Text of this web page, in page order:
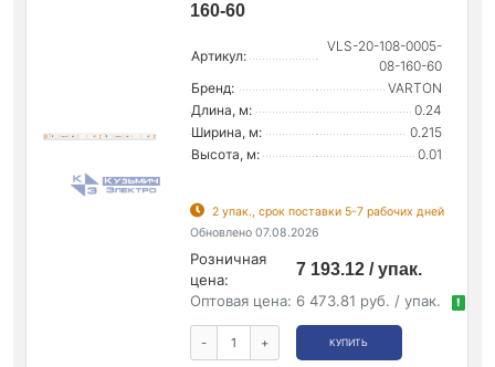
160-60
Артикул:
VLS-20-108-0005-
08-160-60
Бренд:
VARTON
Длина, м:
0.24
Ширина, м:
0.215
Высота, м:
0.01
2 упак., срок поставки 5-7 рабочих дней
Обновлено 07.08.2026
Розничная
цена:
7 193.12 / упак.
Оптовая цена: 6 473.81 руб. / упак. !
- + КУПИТЬ